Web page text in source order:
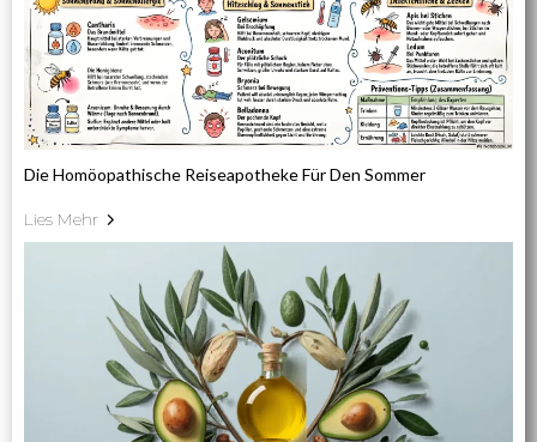
Die Homöopathische Reiseapotheke Für Den Sommer
Lies Mehr